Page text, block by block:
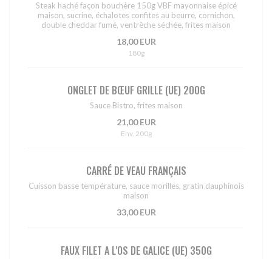
Steak haché façon bouchère 150g VBF mayonnaise épicé
maison, sucrine, échalotes confites au beurre, cornichon,
double cheddar fumé, ventrêche séchée, frites maison
18,00 EUR
180g
ONGLET DE BŒUF GRILLE (UE) 200G
Sauce Bistro, frites maison
21,00 EUR
Env. 200g
CARRÉ DE VEAU FRANÇAIS
Cuisson basse température, sauce morilles, gratin dauphinois
maison
33,00 EUR
FAUX FILET A L'OS DE GALICE (UE) 350G